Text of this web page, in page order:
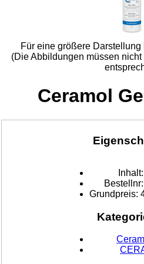
Für eine größere
(Die Abbildungen müssen
Ceramol
Inhalt:
Bestellnr:
Grundpreis: